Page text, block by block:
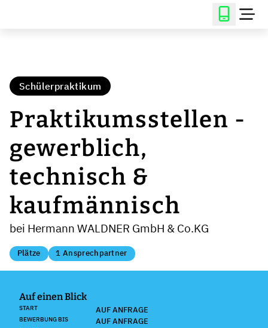
Schülerpraktikum
Praktikumsstellen -
gewerblich,
technisch &
kaufmännisch
bei Hermann WALDNER GmbH & Co.KG
Plätze 1 Ansprechpartner
Auf einen Blick
START AUF ANFRAGE
BEWERBUNG BIS AUF ANFRAGE